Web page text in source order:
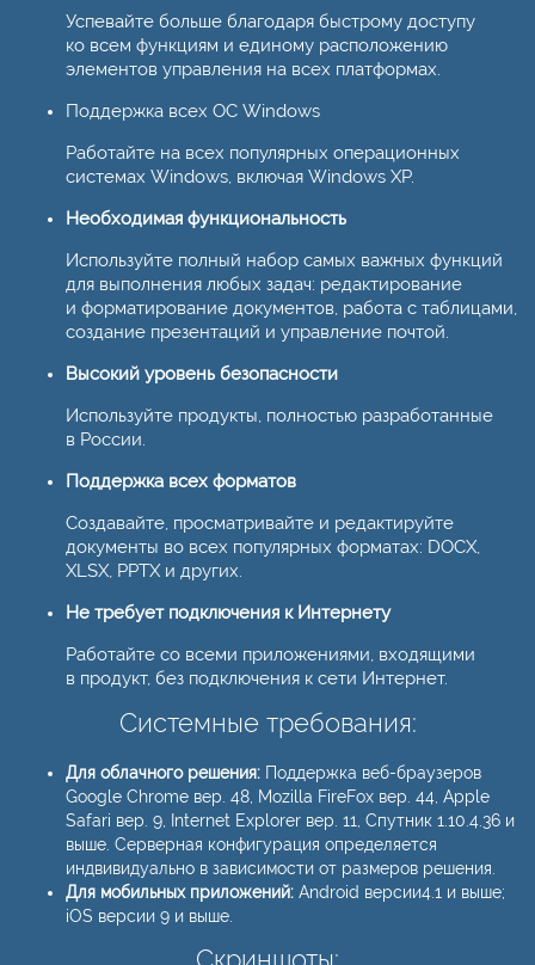
Успевайте больше благодаря быстрому доступу
ко всем функциям и единому расположению
элементов управления на всех платформах.
Поддержка всех ОС Windows
Работайте на всех популярных операционных
системах Windows, включая Windows XP.
Необходимая функциональность
Используйте полный набор самых важных функций
для выполнения любых задач: редактирование
и форматирование документов, работа с таблицами,
создание презентаций и управление почтой.
Высокий уровень безопасности
Используйте продукты, полностью разработанные
в России.
Поддержка всех форматов
Создавайте, просматривайте и редактируйте
документы во всех популярных форматах: DOCX,
XLSX, PPTX и других.
Не требует подключения к Интернету
Работайте со всеми приложениями, входящими
в продукт, без подключения к сети Интернет.
Системные требования:
Для облачного решения: Поддержка веб-браузеров
Google Chrome вер. 48, Mozilla FireFox вер. 44, Apple
Safari вер. 9, Internet Explorer вер. 11, Спутник 1.10.4.36 и
выше. Серверная конфигурация определяется
индвивидуально в зависимости от размеров решения.
Для мобильных приложений: Android версии4.1 и выше;
iOS версии 9 и выше.